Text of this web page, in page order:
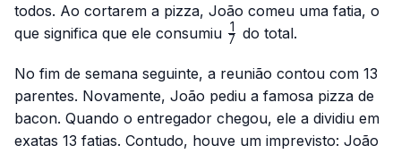
todos. Ao cortarem a pizza, João comeu uma fatia, o
que significa que ele consumiu \frac{1}
7
1 do total.
No fim de semana seguinte, a reunião contou com 13
parentes. Novamente, João pediu a famosa pizza de
bacon. Quando o entregador chegou, ele a dividiu em
exatas 13 fatias. Contudo, houve um imprevisto: João